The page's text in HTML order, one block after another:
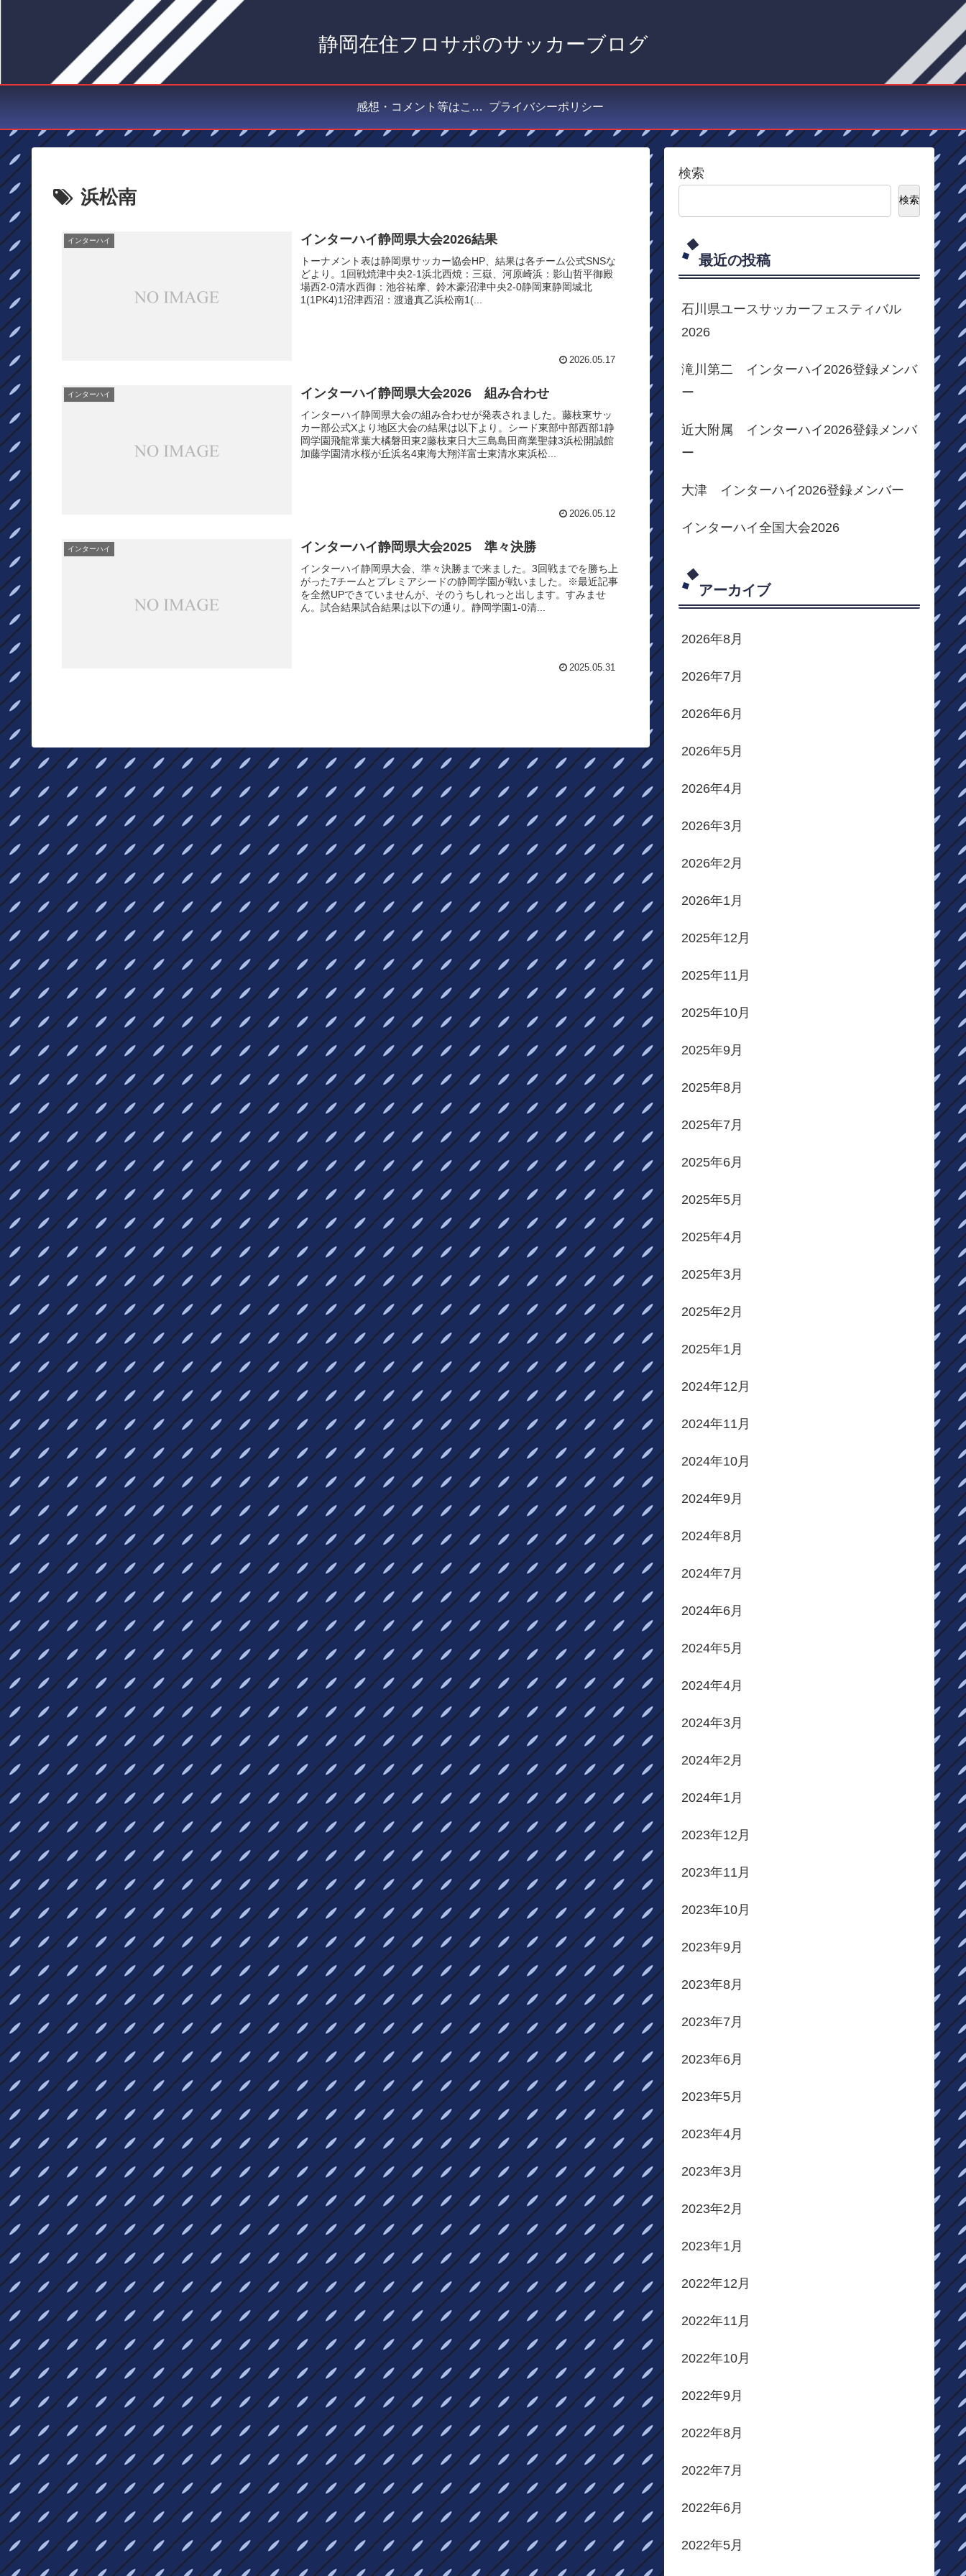
静岡在住フロサポのサッカーブログ
感想・コメント等はこちら プライバシーポリシー
浜松南
インターハイ インターハイ静岡県大会2026結果
トーナメント表は静岡県サッカー協会HP、結果は各チーム公式SNSな
どより。1回戦焼津中央2-1浜北西焼：三嶽、河原崎浜：影山哲平御殿
場西2-0清水西御：池谷祐摩、鈴木豪沼津中央2-0静岡東静岡城北
1(1PK4)1沼津西沼：渡邉真乙浜松南1(...
2026.05.17
インターハイ インターハイ静岡県大会2026 組み合わせ
インターハイ静岡県大会の組み合わせが発表されました。藤枝東サッ
カー部公式Xより地区大会の結果は以下より。シード東部中部西部1静
岡学園飛龍常葉大橘磐田東2藤枝東日大三島島田商業聖隷3浜松開誠館
加藤学園清水桜が丘浜名4東海大翔洋富士東清水東浜松...
2026.05.12
インターハイ インターハイ静岡県大会2025 準々決勝
インターハイ静岡県大会、準々決勝まで来ました。3回戦までを勝ち上
がった7チームとプレミアシードの静岡学園が戦いました。※最近記事
を全然UPできていませんが、そのうちしれっと出します。すみませ
ん。試合結果試合結果は以下の通り。静岡学園1-0清...
2025.05.31
検索
検索
最近の投稿
石川県ユースサッカーフェスティバル
2026
滝川第二 インターハイ2026登録メンバ
ー
近大附属 インターハイ2026登録メンバ
ー
大津 インターハイ2026登録メンバー
インターハイ全国大会2026
アーカイブ
2026年8月
2026年7月
2026年6月
2026年5月
2026年4月
2026年3月
2026年2月
2026年1月
2025年12月
2025年11月
2025年10月
2025年9月
2025年8月
2025年7月
2025年6月
2025年5月
2025年4月
2025年3月
2025年2月
2025年1月
2024年12月
2024年11月
2024年10月
2024年9月
2024年8月
2024年7月
2024年6月
2024年5月
2024年4月
2024年3月
2024年2月
2024年1月
2023年12月
2023年11月
2023年10月
2023年9月
2023年8月
2023年7月
2023年6月
2023年5月
2023年4月
2023年3月
2023年2月
2023年1月
2022年12月
2022年11月
2022年10月
2022年9月
2022年8月
2022年7月
2022年6月
2022年5月